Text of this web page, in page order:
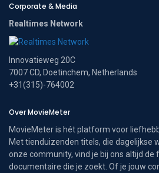
Corporate & Media
Realtimes Network
Innovatieweg 20C
7007 CD, Doetinchem, Netherlands
+31(315)-764002
Over MovieMeter
MovieMeter is hét platform voor
Met tienduizenden titels, die dagelijkse
onze community, vind je bij ons altijd de
documentaire die je zoekt. Of je jouw